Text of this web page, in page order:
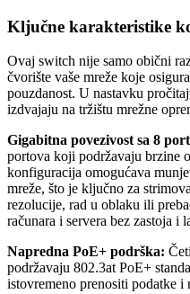
Ključne karakteristike
Ovaj switch nije samo obični
čvorište vaše mreže koje
pouzdanost. U nastavku
izdvajaju na tržištu mrežne
Gigabitna povezivost sa 8
portova koji podržavaju brzine
konfiguracija omogućava
mreže, što je ključno za
rezolucije, rad u oblaku ili
računara i servera bez zastoja i
Napredna PoE+ podrška:
podržavaju 802.3at PoE+
istovremeno prenositi podatke